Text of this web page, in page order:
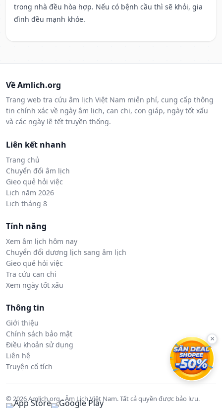
trong nhà đều hòa hợp. Nếu có bệnh cầu thì sẽ khỏi, gia
đình đều mạnh khỏe.
Về Amlich.org
Trang web tra cứu âm lịch Việt Nam miễn phí, cung cấp thông
tin chính xác về ngày âm lịch, can chi, con giáp, ngày tốt xấu
và các ngày lễ tết truyền thống.
Liên kết nhanh
Trang chủ
Chuyển đổi âm lịch
Gieo quẻ hỏi việc
Lịch năm 2026
Lịch tháng 8
Tính năng
Xem âm lịch hôm nay
Chuyển đổi dương lịch sang âm lịch
Gieo quẻ hỏi việc
Tra cứu can chi
Xem ngày tốt xấu
Thông tin
Giới thiệu
Chính sách bảo mật
Điều khoản sử dụng
Liên hệ
Truyện cổ tích
© 2026 Amlich.org - Âm Lịch Việt Nam. Tất cả quyền được bảo lưu.
×